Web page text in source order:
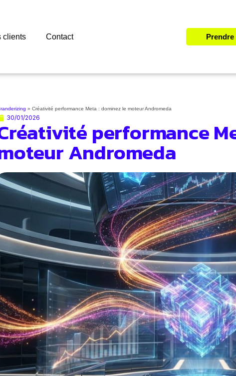
clients Contact Prendre
» Créativité performance Meta : dominez le moteur Andromeda
30/01/2026 performance
Andromeda